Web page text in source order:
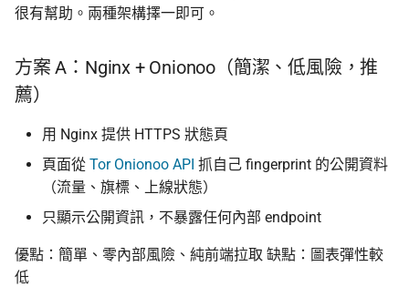
很有幫助。兩種架構擇一即可。
方案 A：Nginx + Onionoo（簡潔、低風險，推
薦）
用 Nginx 提供 HTTPS 狀態頁
頁面從 Tor Onionoo API 抓自己 fingerprint 的公開資料
（流量、旗標、上線狀態）
只顯示公開資訊，不暴露任何內部 endpoint
優點：簡單、零內部風險、純前端拉取 缺點：圖表彈性較
低